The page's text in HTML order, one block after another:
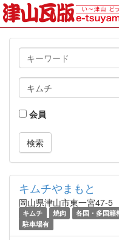
キ
ー
ワ
ド
タ
グ
会員
キムチやまもと
岡山県津山市東一宮47-5
キムチ 焼肉 各国・多国籍
駐車場有